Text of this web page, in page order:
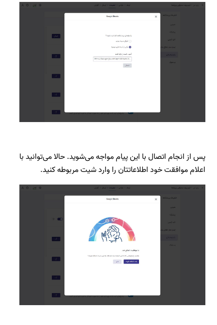
پس از انجام اتصال با این پیام مواجه می‌شوید. حالا می‌توانید با
اعلام موافقت خود اطلاعاتتان را وارد شیت مربوطه کنید.